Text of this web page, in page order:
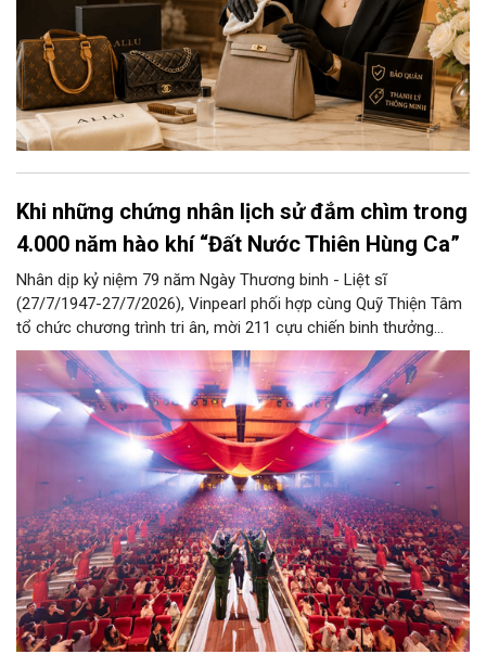
Khi những chứng nhân lịch sử đắm chìm trong
4.000 năm hào khí “Đất Nước Thiên Hùng Ca”
Nhân dịp kỷ niệm 79 năm Ngày Thương binh - Liệt sĩ
(27/7/1947-27/7/2026), Vinpearl phối hợp cùng Quỹ Thiện Tâm
tổ chức chương trình tri ân, mời 211 cựu chiến binh thưởng
thức show diễn “Đất Nước Thiên Hùng Ca” tại Vinpearl Theatre
Ocean City. Phản hồi xúc động của chính những người từng đi
qua chiến tranh đã góp phần khẳng định ý nghĩa nhân văn và
giá trị lan tỏa của tác phẩm nghệ thuật lấy cảm hứng từ hơn
4.000 năm lịch sử, văn hóa và bản sắc Việt Nam.